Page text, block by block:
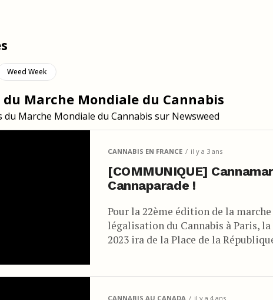
Weed Week
Marche Mondiale du Cannabis
Marche Mondiale du Cannabis sur Newsweed
CANNABIS EN FRANCE il y a 3 ans
[COMMUNIQUE]
Cannaparade !
Pour la 22ème édition de la
légalisation du Cannabis à Paris, la
2023 ira de la Place de la
CANNABIS AU CANADA il y a 4 ans